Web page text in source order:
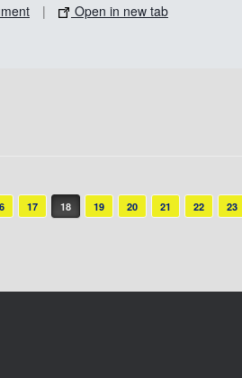
| Open in new tab
17 18 19 20 21 22 23